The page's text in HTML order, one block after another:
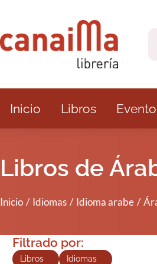
Inicio Libros
Libros de
Inicio Idiomas Idioma arabe
Filtrado por:
Libros
Idiomas